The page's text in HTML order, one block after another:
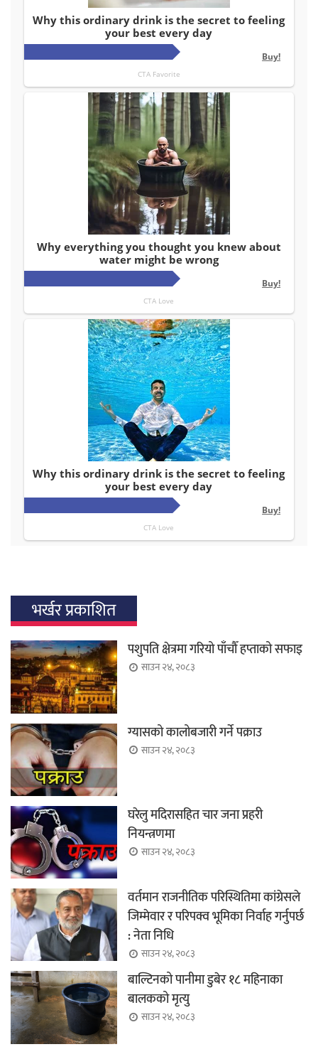
भर्खर प्रकाशित
पशुपति क्षेत्रमा गरियो पाँचौँ हप्ताको सफाइ
साउन २४, २०८३
ग्यासको कालोबजारी गर्ने पक्राउ
साउन २४, २०८३
घरेलु मदिरासहित चार जना प्रहरी
नियन्त्रणमा
साउन २४, २०८३
वर्तमान राजनीतिक परिस्थितिमा कांग्रेसले
जिम्मेवार र परिपक्व भूमिका निर्वाह गर्नुपर्छ
: नेता निधि
साउन २४, २०८३
बाल्टिनको पानीमा डुबेर १८ महिनाका
बालकको मृत्यु
साउन २४, २०८३